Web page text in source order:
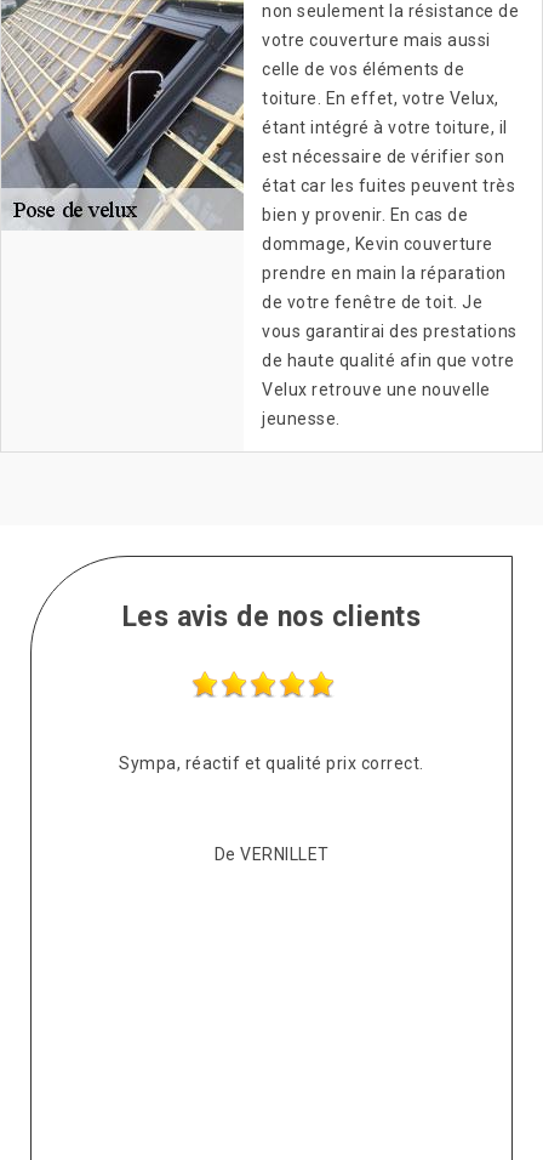
non seulement la résistance de
votre couverture mais aussi
celle de vos éléments de
toiture. En effet, votre Velux,
étant intégré à votre toiture, il
est nécessaire de vérifier son
état car les fuites peuvent très
bien y provenir. En cas de
dommage, Kevin couverture
prendre en main la réparation
de votre fenêtre de toit. Je
vous garantirai des prestations
de haute qualité afin que votre
Velux retrouve une nouvelle
jeunesse.
Les avis de nos clients
Sympa, réactif et qualité prix correct.
De VERNILLET